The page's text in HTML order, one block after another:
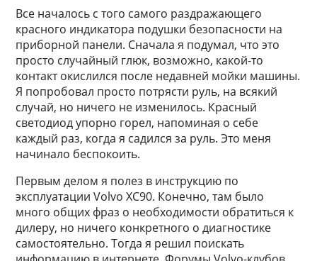
Все началось с того самого раздражающего
красного индикатора подушки безопасности на
приборной панели. Сначала я подумал, что это
просто случайный глюк, возможно, какой-то
контакт окислился после недавней мойки машины.
Я попробовал просто потрясти руль, на всякий
случай, но ничего не изменилось. Красный
светодиод упорно горел, напоминая о себе
каждый раз, когда я садился за руль. Это меня
начинало беспокоить.
Первым делом я полез в инструкцию по
эксплуатации Volvo XC90. Конечно, там было
много общих фраз о необходимости обратиться к
дилеру, но ничего конкретного о диагностике
самостоятельно. Тогда я решил поискать